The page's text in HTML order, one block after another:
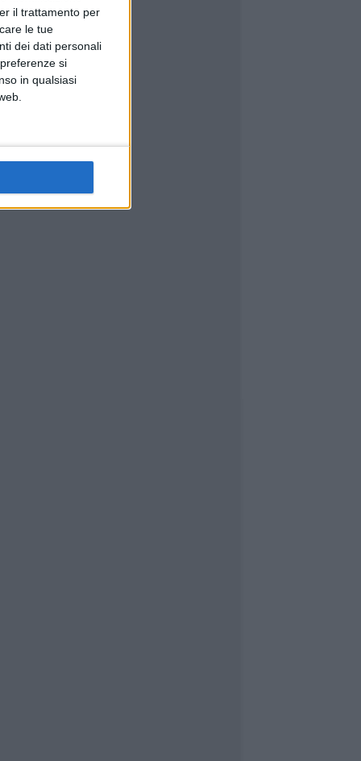
il trattamento per
le tue
dei dati personali
si
in qualsiasi